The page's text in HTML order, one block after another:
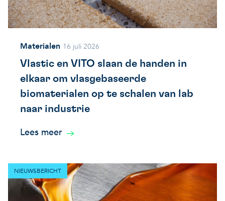
Materialen 16 juli 2026
Vlastic en VITO slaan de handen in
elkaar om vlasgebaseerde
biomaterialen op te schalen van lab
naar industrie
Lees meer
NIEUWSBERICHT